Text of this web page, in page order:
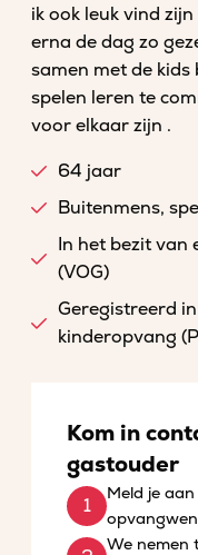
ik ook leuk vind
erna de dag zo
samen met de kids
spelen leren te
voor elkaar zijn .
64 jaar
Buitenmens,
In het bezit van
(VOG)
Geregistreerd
kinderopvang
Kom in
gastouder
Meld je
We nemen